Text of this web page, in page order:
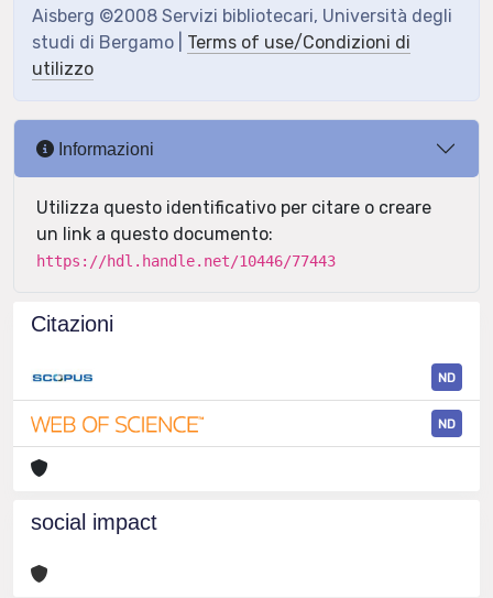
Aisberg ©2008 Servizi bibliotecari, Università degli
studi di Bergamo | Terms of use/Condizioni di
utilizzo
Informazioni
Utilizza questo identificativo per citare o creare
un link a questo documento:
https://hdl.handle.net/10446/77443
Citazioni
ND
ND
social impact